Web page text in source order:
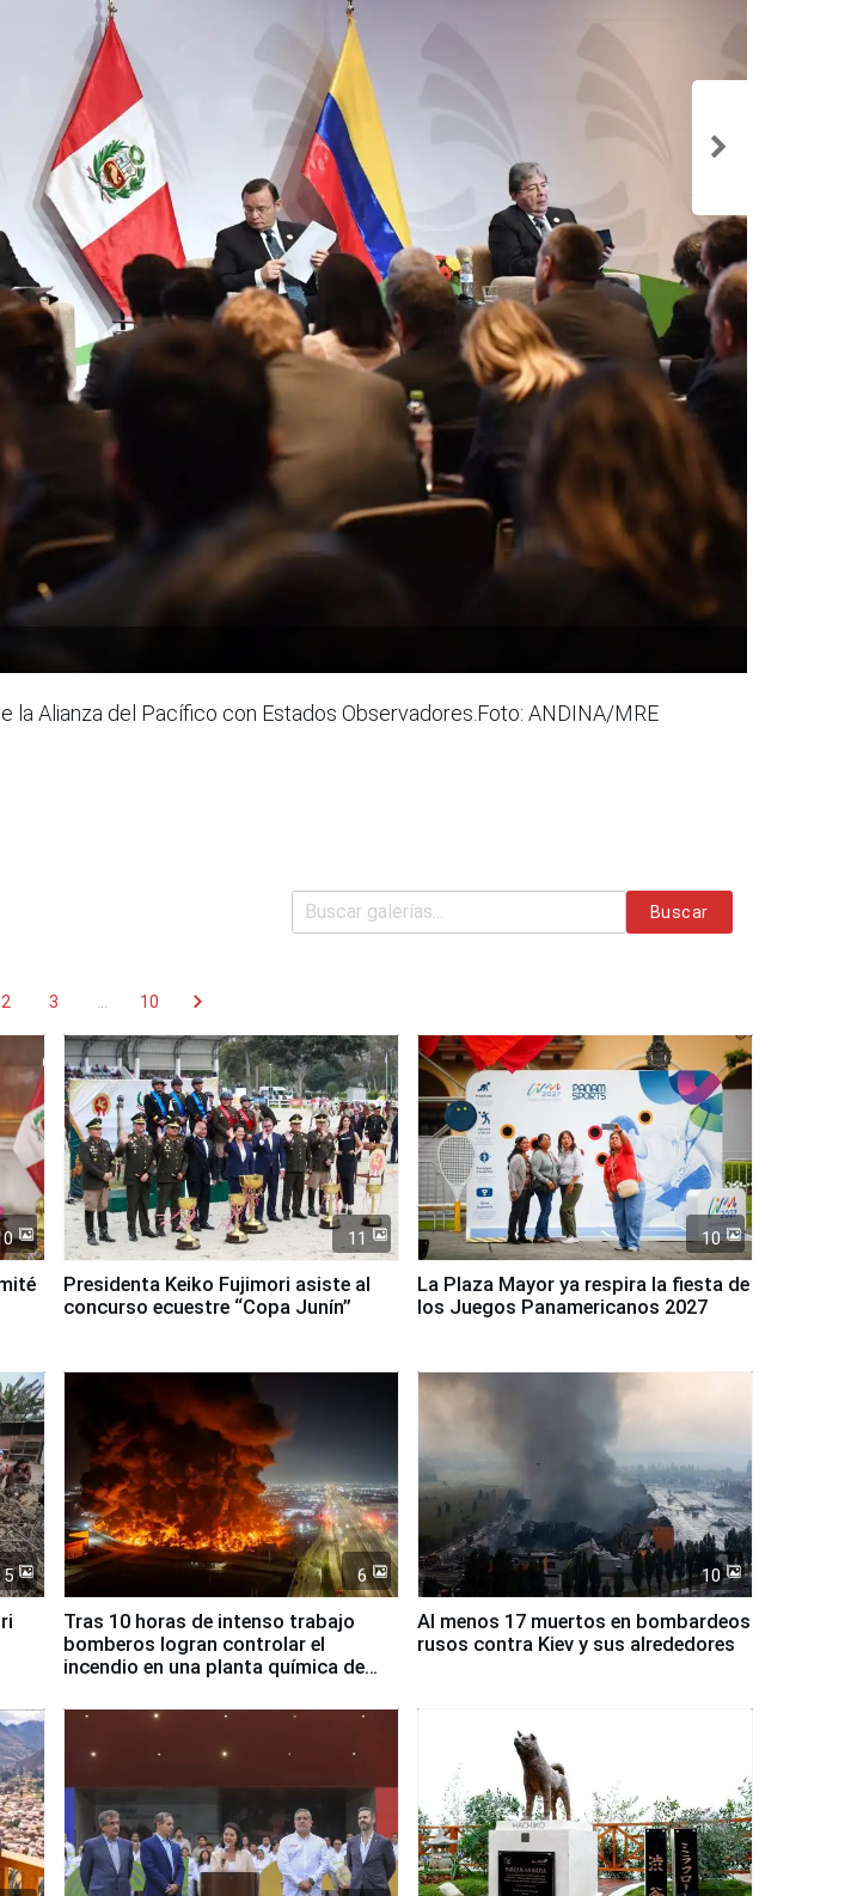
la Alianza del Pacífico con Estados Observadores.Foto: ANDINA/MRE
Buscar
2 3 10 chevron_right
11
Presidenta Keiko Fujimori asiste al
concurso ecuestre “Copa Junín”
10
La Plaza Mayor ya respira la fiesta de
los Juegos Panamericanos 2027
5 6
Tras 10 horas de intenso trabajo
bomberos logran controlar el
incendio en una planta química de
10
Al menos 17 muertos en bombardeos
rusos contra Kiev y sus alrededores